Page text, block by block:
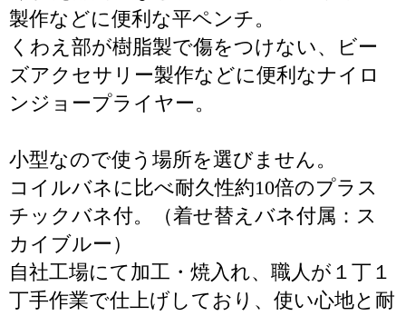
製作などに便利な平ペンチ。
くわえ部が樹脂製で傷をつけない、ビー
ズアクセサリー製作などに便利なナイロ
ンジョープライヤー。
小型なので使う場所を選びません。
コイルバネに比べ耐久性約10倍のプラス
チックバネ付。（着せ替えバネ付属：ス
カイブルー）
自社工場にて加工・焼入れ、職人が１丁１
丁手作業で仕上げしており、使い心地と耐